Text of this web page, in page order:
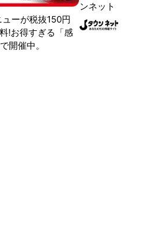
ューが税抜150円
!お得すぎる「感
開催中。
ンネット